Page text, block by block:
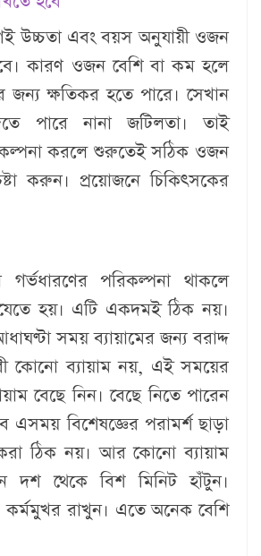
উচ্চতা এবং বয়স অনুযায়ী ওজন
কারণ ওজন বেশি বা কম হলে
জন্য ক্ষতিকর হতে পারে। সেখান
পারে নানা জটিলতা। তাই
করলে শুরুতেই সঠিক ওজন
করুন। প্রয়োজনে চিকিৎসকের
গর্ভধারণের পরিকল্পনা থাকলে
হয়। এটি একদমই ঠিক নয়।
সময় ব্যায়ামের জন্য বরাদ্দ
কোনো ব্যায়াম নয়, এই সময়ের
বেছে নিন। বেছে নিতে পারেন
এসময় বিশেষজ্ঞের পরামর্শ ছাড়া
ঠিক নয়। আর কোনো ব্যায়াম
দশ থেকে বিশ মিনিট হাঁটুন।
রাখুন। এতে অনেক বেশি